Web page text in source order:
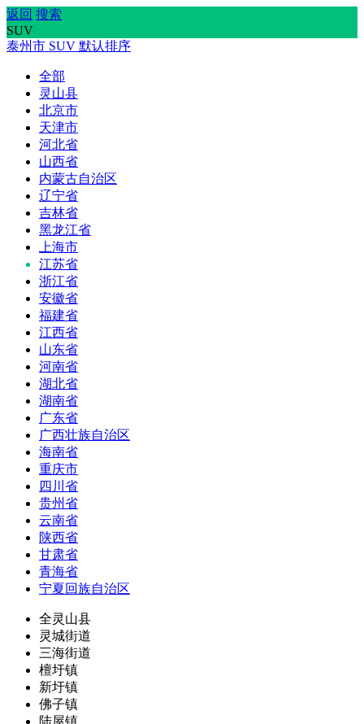
返回 搜索
SUV
泰州市 SUV 默认排序
全部
灵山县
北京市
天津市
河北省
山西省
内蒙古自治区
辽宁省
吉林省
黑龙江省
上海市
江苏省
浙江省
安徽省
福建省
江西省
山东省
河南省
湖北省
湖南省
广东省
广西壮族自治区
海南省
重庆市
四川省
贵州省
云南省
陕西省
甘肃省
青海省
宁夏回族自治区
全灵山县
灵城街道
三海街道
檀圩镇
新圩镇
佛子镇
陆屋镇